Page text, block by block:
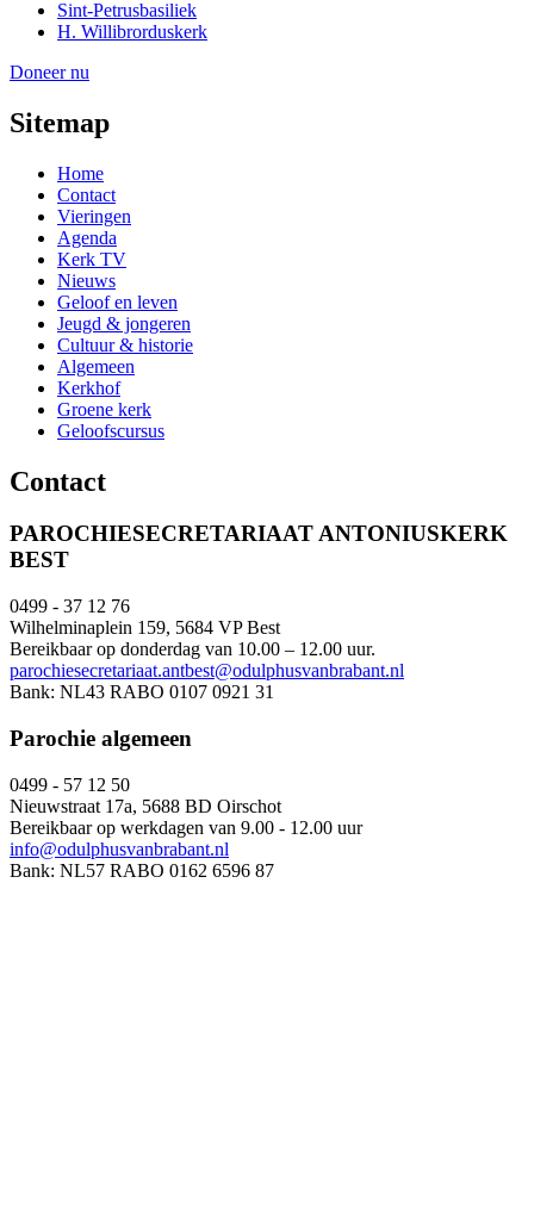
Sint-Petrusbasiliek
H. Willibrorduskerk
Doneer nu
Sitemap
Home
Contact
Vieringen
Agenda
Kerk TV
Nieuws
Geloof en leven
Jeugd & jongeren
Cultuur & historie
Algemeen
Kerkhof
Groene kerk
Geloofscursus
Contact
PAROCHIESECRETARIAAT ANTONIUSKERK
BEST
0499 - 37 12 76
Wilhelminaplein 159, 5684 VP Best
Bereikbaar op donderdag van 10.00 – 12.00 uur.
parochiesecretariaat.antbest@odulphusvanbrabant.nl
Bank: NL43 RABO 0107 0921 31
Parochie algemeen
0499 - 57 12 50
Nieuwstraat 17a, 5688 BD Oirschot
Bereikbaar op werkdagen van 9.00 - 12.00 uur
info@odulphusvanbrabant.nl
Bank: NL57 RABO 0162 6596 87